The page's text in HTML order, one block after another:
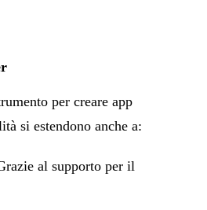
per creare app
si estendono anche a:
al supporto per il